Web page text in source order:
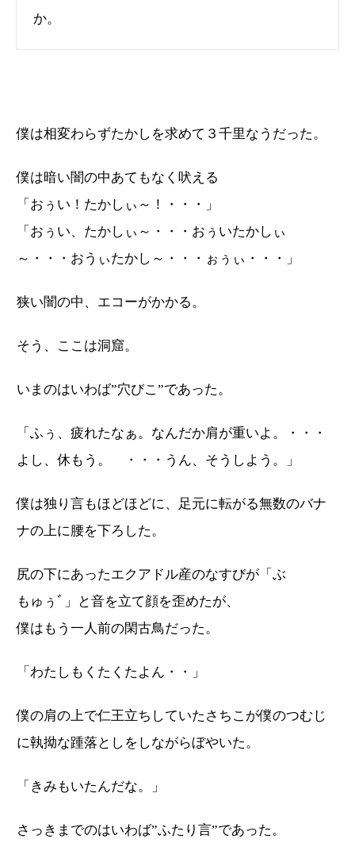
か。
僕は相変わらずたかしを求めて３千里なうだった。
僕は暗い闇の中あてもなく吠える
「おぅい！たかしぃ～！・・・」
「おぅい、たかしぃ～・・・おぅいたかしぃ
～・・・おうぃたかし～・・・ぉぅぃ・・・」
狭い闇の中、エコーがかかる。
そう、ここは洞窟。
いまのはいわば”穴びこ”であった。
「ふぅ、疲れたなぁ。なんだか肩が重いよ。・・・
よし、休もう。 ・・・うん、そうしよう。」
僕は独り言もほどほどに、足元に転がる無数のバナ
ナの上に腰を下ろした。
尻の下にあったエクアドル産のなすびが「ぶ
もゅぅﾞ」と音を立て顔を歪めたが、
僕はもう一人前の閑古鳥だった。
「わたしもくたくたよん・・」
僕の肩の上で仁王立ちしていたさちこが僕のつむじ
に執拗な踵落としをしながらぼやいた。
「きみもいたんだな。」
さっきまでのはいわば”ふたり言”であった。